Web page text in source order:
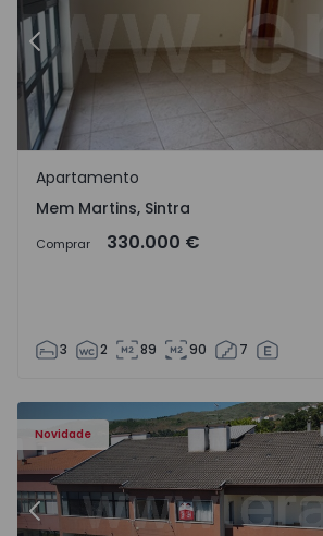
Anterior
Mem Martins, Sintra
Apartamento
Mem Martins, Sintra
Comprar 330.000 €
3 2 89 90 7
Novidade
- 18
Apartamento T2 Covilhã, Covilhã e
Anterior